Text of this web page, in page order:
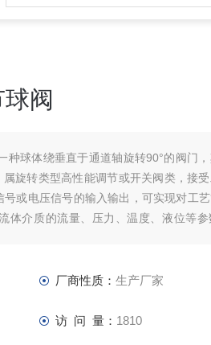
阀
种球体绕垂直于通道轴旋转90°的阀门
旋转类型高性能调节或开关阀类，接
或电压信号的输入输出，可实现对工
体介质的流量、压力、温度、液位等
厂商性质： 生产厂家
访 问 量： 1810